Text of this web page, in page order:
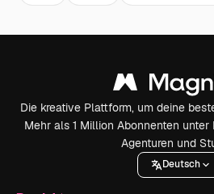
Die kreative Plattform, um deine
Mehr als 1 Million Abonnenten unter
Agenturen und
Deutsch